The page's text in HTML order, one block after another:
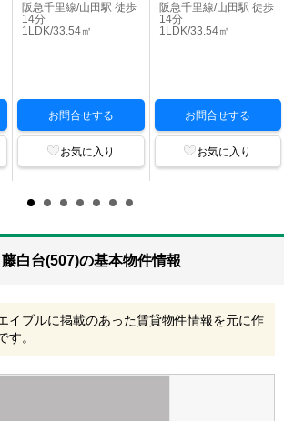
阪急千里線/山田駅 徒歩
14分
1LDK/33.54㎡
お問合せする
お気に入り
阪急千里線/山田駅 徒歩
14分
1LDK/33.54㎡
お問合せする
お気に入り
藤白台(507)の基本物件情報
イブルに掲載のあった賃貸物件情報を元に作
す。